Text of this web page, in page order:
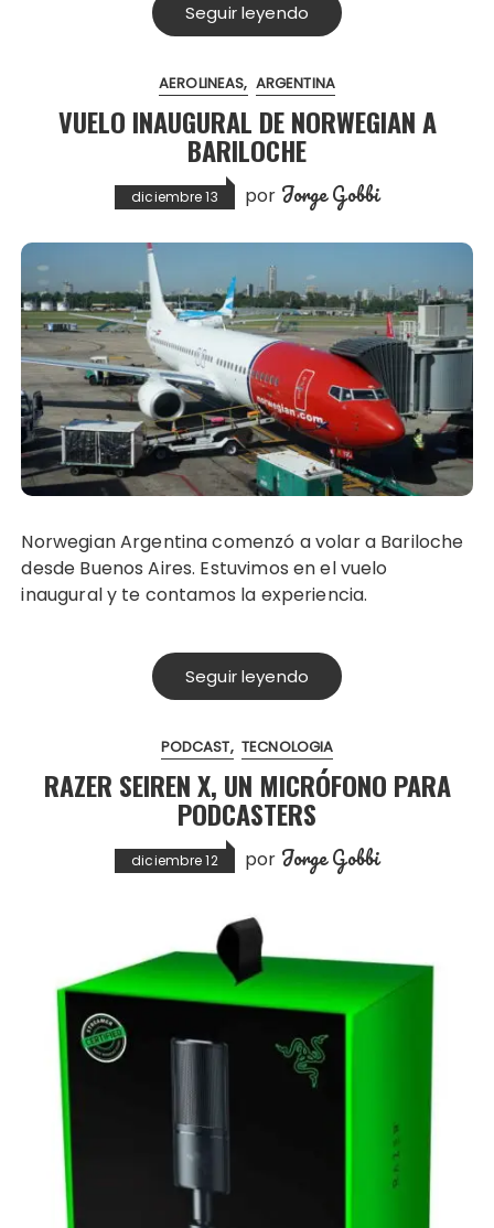
Seguir leyendo
AEROLINEAS ARGENTINA
VUELO INAUGURAL DE NORWEGIAN A
BARILOCHE
diciembre 13 por Jorge Gobbi
Norwegian Argentina comenzó a volar a Bariloche
desde Buenos Aires. Estuvimos en el vuelo
inaugural y te contamos la experiencia.
Seguir leyendo
PODCAST TECNOLOGIA
RAZER SEIREN X, UN MICRÓFONO PARA
PODCASTERS
diciembre 12 por Jorge Gobbi